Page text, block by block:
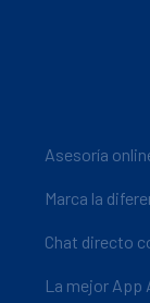
Asesoría
Marca la
Chat directo
La mejor App